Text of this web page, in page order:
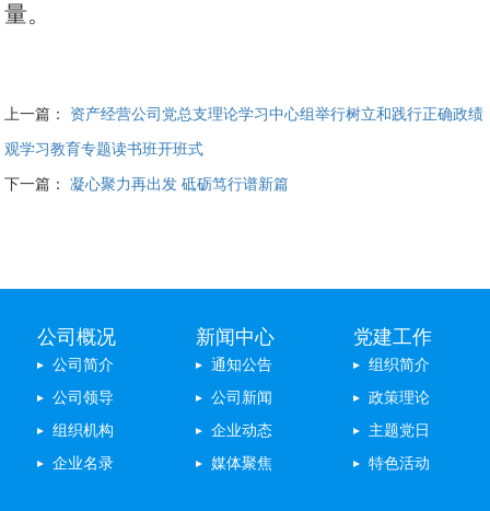
量。
上一篇： 资产经营公司党总支理论学习中心组举行树立和践行正确政绩
观学习教育专题读书班开班式
下一篇： 凝心聚力再出发 砥砺笃行谱新篇
公司概况
公司简介
公司领导
组织机构
企业名录
新闻中心
通知公告
公司新闻
企业动态
媒体聚焦
党建工作
组织简介
政策理论
主题党日
特色活动